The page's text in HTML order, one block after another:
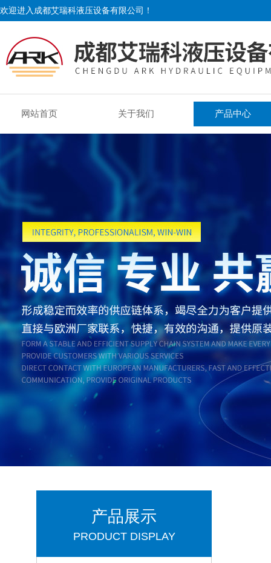
欢迎进入成都艾瑞科液压设备有限公司！
网站首页 关于我们 产品中心
产品展示
PRODUCT DISPLAY